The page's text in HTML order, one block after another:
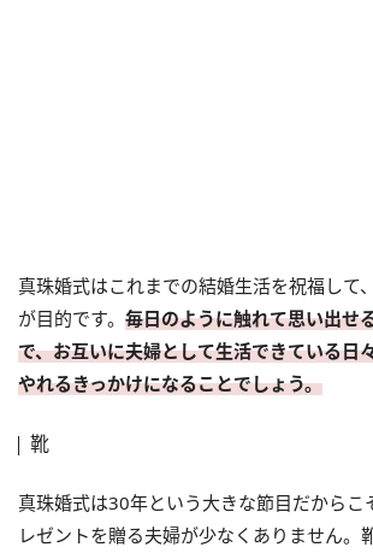
真珠婚式はこれまでの結婚生活を祝福して
が目的です。 毎日のように触れて思い出せ
で、お互いに夫婦として生活できている日
やれるきっかけになることでしょう。
靴
真珠婚式は30年という大きな節目だからこ
レゼントを贈る夫婦が少なくありません。